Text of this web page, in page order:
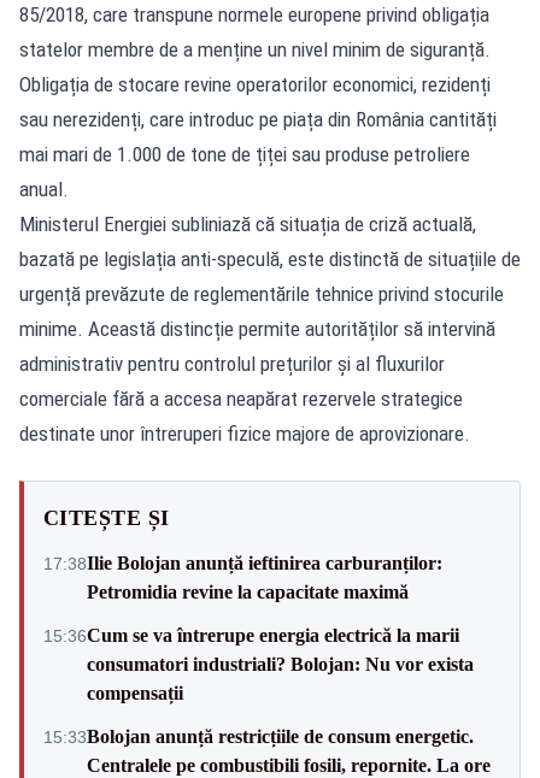
85/2018, care transpune normele europene privind obligația
statelor membre de a menține un nivel minim de siguranță.
Obligația de stocare revine operatorilor economici, rezidenți
sau nerezidenți, care introduc pe piața din România cantități
mai mari de 1.000 de tone de țiței sau produse petroliere
anual.
Ministerul Energiei subliniază că situația de criză actuală,
bazată pe legislația anti-speculă, este distinctă de situațiile de
urgență prevăzute de reglementările tehnice privind stocurile
minime. Această distincție permite autorităților să intervină
administrativ pentru controlul prețurilor și al fluxurilor
comerciale fără a accesa neapărat rezervele strategice
destinate unor întreruperi fizice majore de aprovizionare.
CITEȘTE ȘI
17:38Ilie Bolojan anunță ieftinirea carburanților:
Petromidia revine la capacitate maximă
15:36Cum se va întrerupe energia electrică la marii
consumatori industriali? Bolojan: Nu vor exista
compensații
15:33Bolojan anunță restricțiile de consum energetic.
Centralele pe combustibili fosili, repornite. La ore